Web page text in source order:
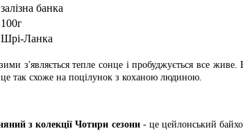
залізна банка
100г
Шрі-Ланка
з'являється тепле сонце і пробуджується все
так схоже на поцілунок з коханою людиною.
з колекції Чотири сезони- це цейлонський